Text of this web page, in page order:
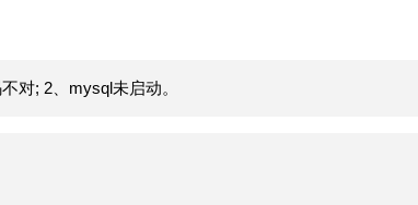
对; 2、mysql未启动。